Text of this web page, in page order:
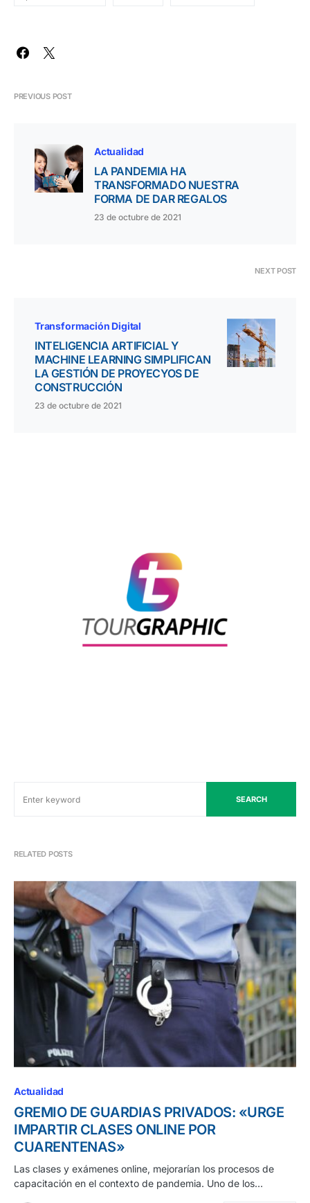
PREVIOUS POST
Actualidad
LA PANDEMIA HA
TRANSFORMADO NUESTRA
FORMA DE DAR REGALOS
23 de octubre de 2021
NEXT POST
Transformación Digital
INTELIGENCIA ARTIFICIAL Y
MACHINE LEARNING SIMPLIFICAN
LA GESTIÓN DE PROYECYOS DE
CONSTRUCCIÓN
23 de octubre de 2021
SEARCH
RELATED POSTS
Actualidad
GREMIO DE GUARDIAS PRIVADOS: «URGE
IMPARTIR CLASES ONLINE POR
CUARENTENAS»
Las clases y exámenes online, mejorarían los procesos de
capacitación en el contexto de pandemia. Uno de los…